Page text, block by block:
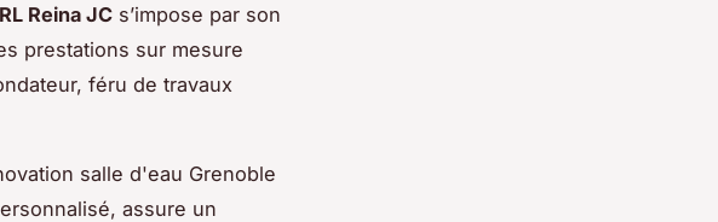
Reina JC s’impose par son
prestations sur mesure
féru de travaux
salle d'eau Grenoble
assure un